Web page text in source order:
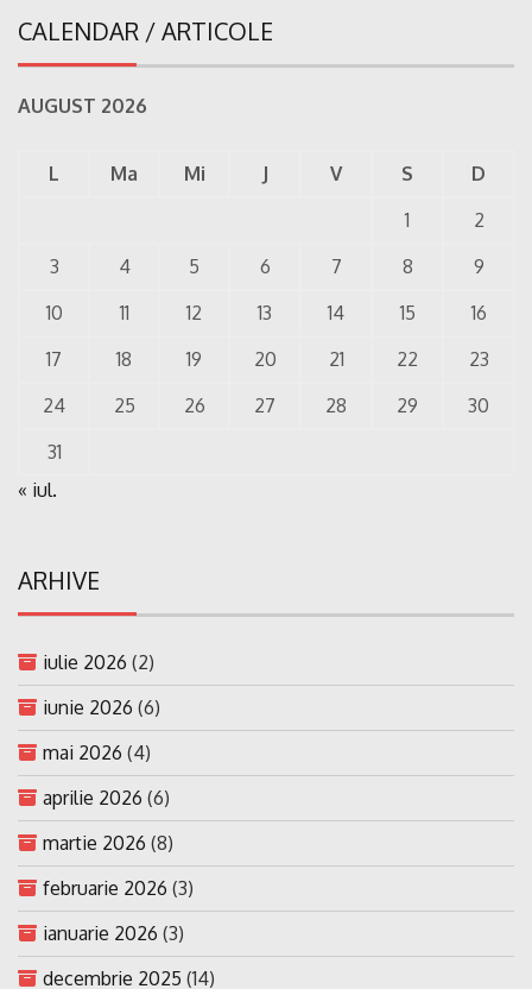
CALENDAR / ARTICOLE
AUGUST 2026
L Ma Mi J V S
D
1
2
3
4 5 6 7 8
9
10
11 12 13 14 15
16
17
18 19 20 21 22
23
24
25 26 27 28 29
30
31
« iul.
ARHIVE
iulie 2026 (2)
iunie 2026 (6)
mai 2026 (4)
aprilie 2026 (6)
martie 2026 (8)
februarie 2026 (3)
ianuarie 2026 (3)
decembrie 2025 (14)